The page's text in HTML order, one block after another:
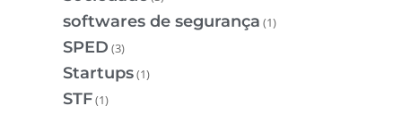
softwares de segurança (1)
SPED (3)
Startups(1)
STF(1)